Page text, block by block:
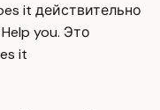
it действительно
you. Это
it